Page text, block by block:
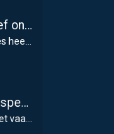
James Vowles blijft positief ondanks moeizame start Williams 2026
F1 2026-tussenrapport: Respectabele start voor Cadillac